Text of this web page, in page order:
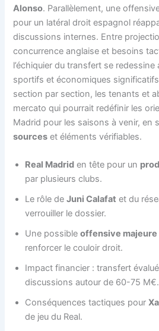
Alonso. Parallèlement, une
pour un latéral droit espagnol
discussions internes. Entre
concurrence anglaise et besoins
l’échiquier du transfert se redessine
sportifs et économiques
section par section, les tenants et
mercato qui pourrait redéfinir les
Madrid pour les saisons à venir, en
sources et éléments vérifiables.
Real Madrid en tête pour un
par plusieurs clubs.
Le rôle deJuni Calafat et du
verrouiller le dossier.
Une possibleoffensive majeure
renforcer le couloir droit.
Impact financier : transfert
discussions autour de 60-75 M€.
Conséquences tactiques pour
de jeu du Real.